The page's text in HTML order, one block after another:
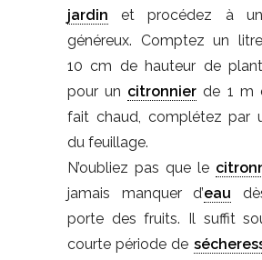
jardin et procédez à
généreux. Comptez un
10 cm de hauteur de
pour un citronnier de 1 m
fait chaud, complétez par
du feuillage.
N’oubliez pas que le
jamais manquer d’eau
porte des fruits. Il suffit
courte période de